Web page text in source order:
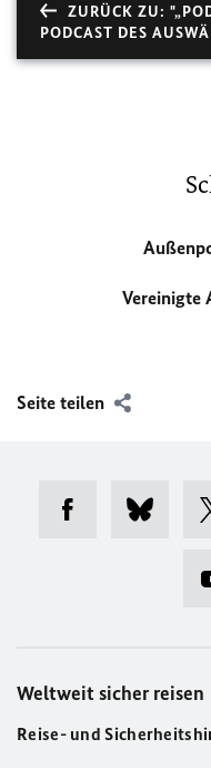
ZURÜCK ZU:
PODCAST DES
Vereinigte
Seite teilen
Weltweit sicher reisen
Reise- und